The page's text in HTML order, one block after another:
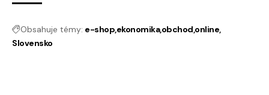
Obsahuje témy: e-shopekonomikaobchodonline
Slovensko